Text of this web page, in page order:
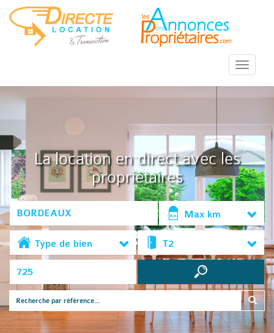
::Menu::
La location en direct avec les
propriétaires
Max km
Type de bien T2